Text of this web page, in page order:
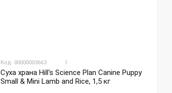
Код: 00000003663 1
Суха храна Hill's Science Plan Canine Puppy
Small & Mini Lamb and Rice, 1,5 кг